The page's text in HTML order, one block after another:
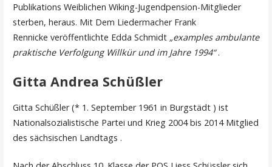
Publikations Weiblichen Wiking-Jugendpension-Mitglieder
sterben, heraus. Mit Dem Liedermacher Frank
Rennicke veröffentlichte Edda Schmidt „examples ambulante
praktische Verfolgung Willkür und im Jahre 1994“.
Gitta Andrea Schüßler
Gitta Schüßler (* 1. September 1961 in Burgstädt ) ist
Nationalsozialistische Partei und Krieg 2004 bis 2014 Mitglied
des sächsischen Landtags .